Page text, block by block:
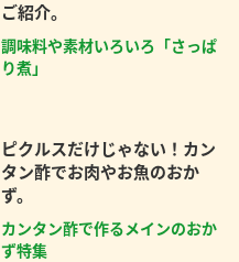
ご紹介。
調味料や素材いろいろ「さっぱ
り煮」
ピクルスだけじゃない！カン
タン酢でお肉やお魚のおか
ず。
カンタン酢で作るメインのおか
ず特集